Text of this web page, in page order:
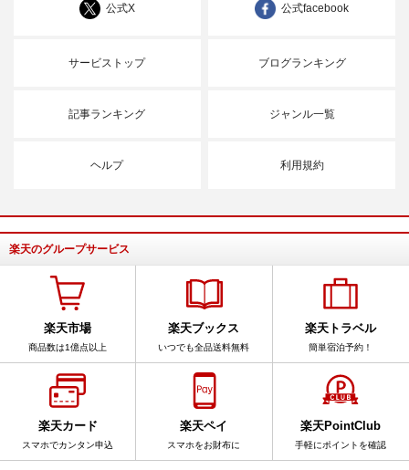
公式X 公式facebook
サービストップ ブログランキング
記事ランキング ジャンル一覧
ヘルプ 利用規約
楽天のグループサービス
楽天市場
商品数は1億点以上
楽天ブックス
いつでも全品送料無料
楽天トラベル
簡単宿泊予約！
楽天カード
スマホでカンタン申込
楽天ペイ
スマホをお財布に
楽天PointClub
手軽にポイントを確認